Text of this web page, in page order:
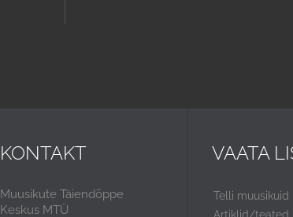
KONTAKT
Muusikute Täiendõppe
Keskus MTÜ
VAATA
Telli muusikuid
Artiklid/teated